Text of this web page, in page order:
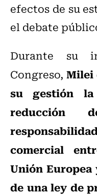
efectos de su
el debate
Durante su
Congreso, Milei
su gestión
comercial
Unión
de una ley de